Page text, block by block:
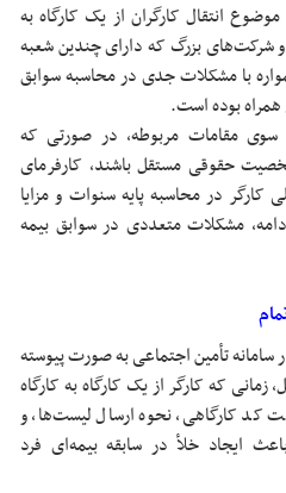
موضوع انتقال کارگران از یک کارگاه به
و شرکت‌های بزرگ که دارای چندین شعبه
با مشکلات جدی در محاسبه سوابق
همراه بوده است.
مقامات مربوطه، در صورتی که
حقوقی مستقل باشند، کارفرمای
کارگر در محاسبه پایه سنوات و مزایا
مشکلات متعددی در سوابق بیمه
سامانه تأمین اجتماعی به صورت پیوسته
که کارگر از یک کارگاه به کارگاه
کد کارگاهی، نحوه ارسال لیست‌ها، و
ایجاد خلأ در سابقه بیمه‌ای فرد